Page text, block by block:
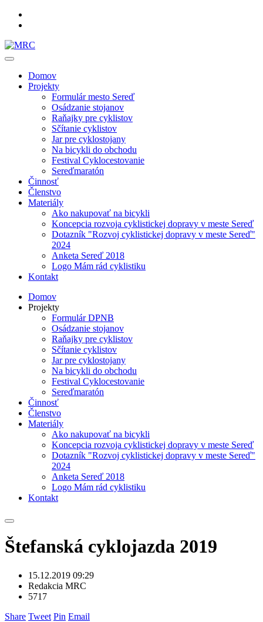
Domov
Projekty
Formulár mesto Sereď
Osádzanie stojanov
Raňajky pre cyklistov
Sčítanie cyklistov
Jar pre cyklostojany
Na bicykli do obchodu
Festival Cyklocestovanie
Sereďmaratón
Činnosť
Členstvo
Materiály
Ako nakupovať na bicykli
Koncepcia rozvoja cyklistickej dopravy v meste Sereď
Dotazník "Rozvoj cyklistickej dopravy v meste Sereď"
2024
Anketa Sereď 2018
Logo Mám rád cyklistiku
Kontakt
Domov
Projekty
Formulár DPNB
Osádzanie stojanov
Raňajky pre cyklistov
Sčítanie cyklistov
Jar pre cyklostojany
Na bicykli do obchodu
Festival Cyklocestovanie
Sereďmaratón
Činnosť
Členstvo
Materiály
Ako nakupovať na bicykli
Koncepcia rozvoja cyklistickej dopravy v meste Sereď
Dotazník "Rozvoj cyklistickej dopravy v meste Sereď"
2024
Anketa Sereď 2018
Logo Mám rád cyklistiku
Kontakt
Štefanská cyklojazda 2019
15.12.2019 09:29
Redakcia MRC
5717
Share Tweet Pin Email